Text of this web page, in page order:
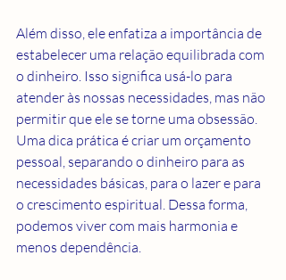
Além disso, ele enfatiza a importância de
estabelecer uma relação equilibrada com
o dinheiro. Isso significa usá-lo para
atender às nossas necessidades, mas não
permitir que ele se torne uma obsessão.
Uma dica prática é criar um orçamento
pessoal, separando o dinheiro para as
necessidades básicas, para o lazer e para
o crescimento espiritual. Dessa forma,
podemos viver com mais harmonia e
menos dependência.